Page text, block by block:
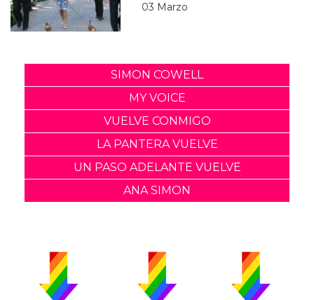
03 Marzo
SIMON COWELL
MY VOICE
VUELVE CONMIGO
LA PANTERA VUELVE
UN PASO ADELANTE VUELVE
ANA SIMON